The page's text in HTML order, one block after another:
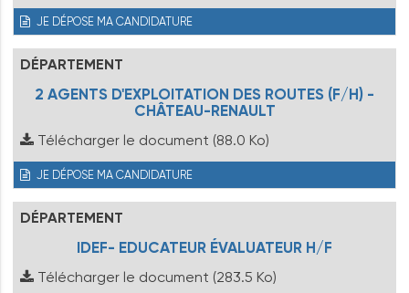
JE DÉPOSE MA CANDIDATURE
DÉPARTEMENT
2 AGENTS D'EXPLOITATION DES ROUTES (F/H) -
CHÂTEAU-RENAULT
Télécharger le document (88.0 Ko)
JE DÉPOSE MA CANDIDATURE
DÉPARTEMENT
IDEF- EDUCATEUR ÉVALUATEUR H/F
Télécharger le document (283.5 Ko)